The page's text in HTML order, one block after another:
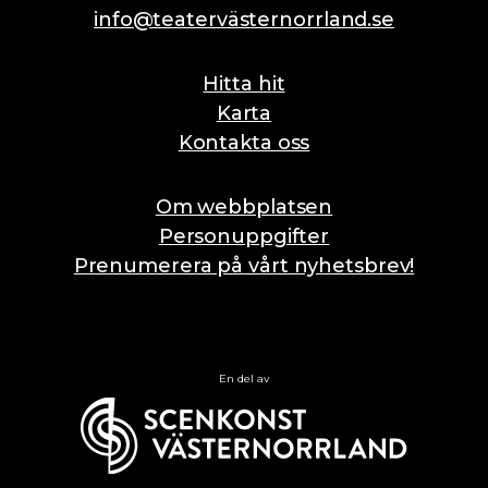
info@teatervästernorrland.se
Hitta hit
Karta
Kontakta oss
Om webbplatsen
Personuppgifter
Prenumerera på vårt nyhetsbrev!
En del av